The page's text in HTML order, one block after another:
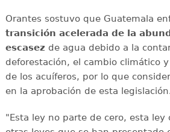
Orantes sostuvo que Guatemala
transición acelerada de la
escasez de agua debido a la
deforestación, el cambio climático
de los acuíferos, por lo que
en la aprobación de esta
"Esta ley no parte de cero, esta ley